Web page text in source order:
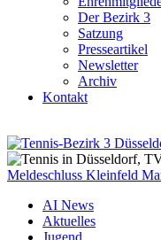
Der Bezirk 3
Satzung
Presseartikel
Newsletter
Archiv
Kontakt
Meldeschluss Kleinfeld
AI News
Aktuelles
Jugend